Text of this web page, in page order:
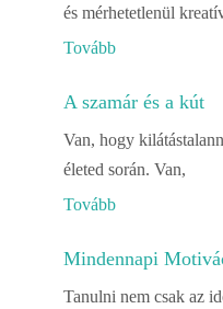
és mérhetetlenül
Tovább
A szamár és a kút
Van, hogy
életed során. Van,
Tovább
Mindennapi
Tanulni nem csak az